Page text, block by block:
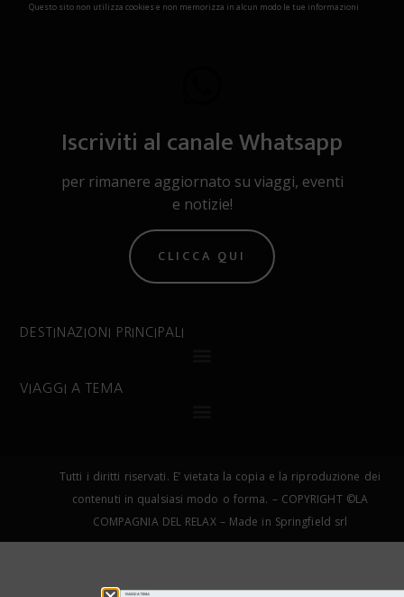
Questo sito non utilizza cookies e non memorizza in alcun modo le tue informazioni
Iscriviti al canale Whatsapp
per rimanere aggiornato su viaggi, eventi
e notizie!
CLICCA QUI
DESTINAZIONI PRINCIPALI
VIAGGI A TEMA
Tutti i diritti riservati. E’ vietata la copia e la riproduzione dei
contenuti in qualsiasi modo o forma. – COPYRIGHT ©LA
COMPAGNIA DEL RELAX – Made in Springfield srl